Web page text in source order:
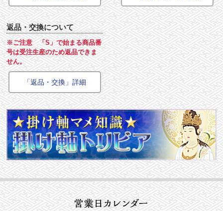
返品・交換について
※ご注意 「S」で始まる商品番
号は受注生産のため返品できま
せん。
「返品・交換」詳細